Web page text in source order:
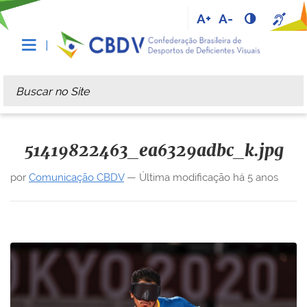
A+ A-
Busca
Busca Avançada…
51419822463_ea6329adbc_k.jpg
por Comunicação CBDV— Última modificação há 5 anos